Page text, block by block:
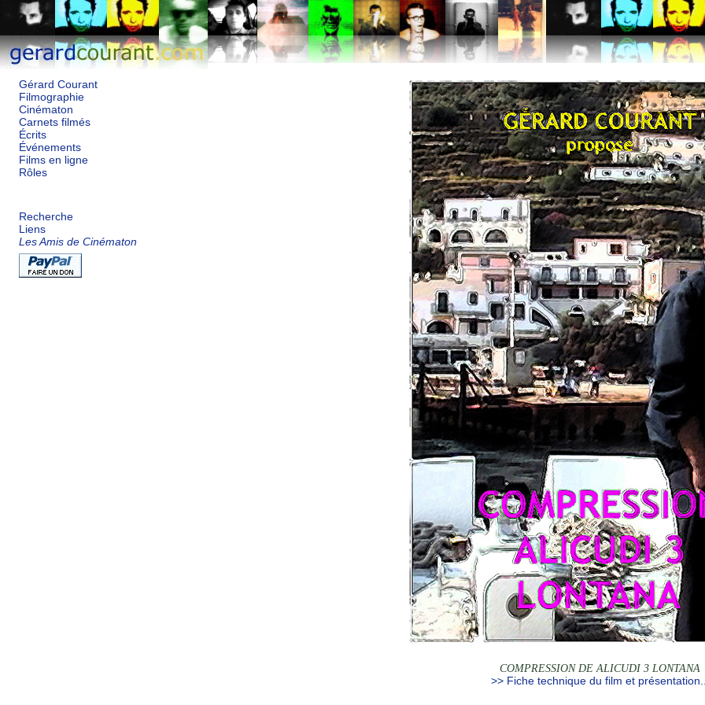
Gérard Courant
Filmographie
Cinématon
Carnets filmés
Écrits
Événements
Films en ligne
Rôles
Recherche
Liens
Les Amis de Cinématon
COMPRESSION DE ALICUDI 3 LONTANA
>> Fiche technique du film et